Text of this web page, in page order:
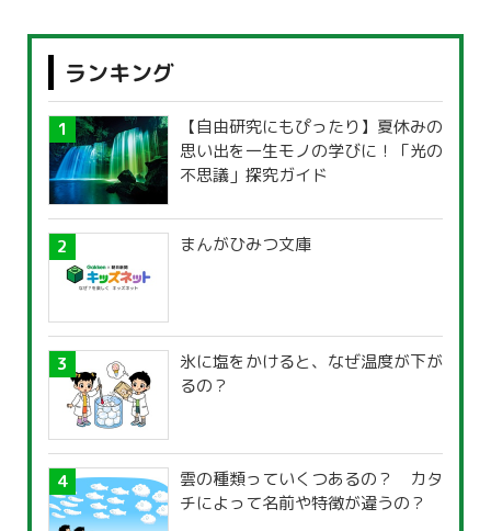
ランキング
【自由研究にもぴったり】夏休みの
思い出を一生モノの学びに！「光の
不思議」探究ガイド
まんがひみつ文庫
氷に塩をかけると、なぜ温度が下が
るの？
雲の種類っていくつあるの？ カタ
チによって名前や特徴が違うの？